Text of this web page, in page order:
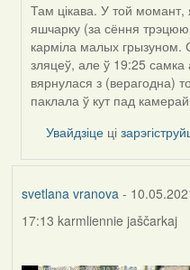
In
reply
to
by
Feather
Там цікава. У той
яшчарку (за сёння
карміла малых грызуном.
зляцеў, але ў 19:25 самка
вярнулася з (верагодна)
паклала ў кут пад
Увайдзіце ці
svetlana vranova-
17:13 karmliennie jaščarkaj